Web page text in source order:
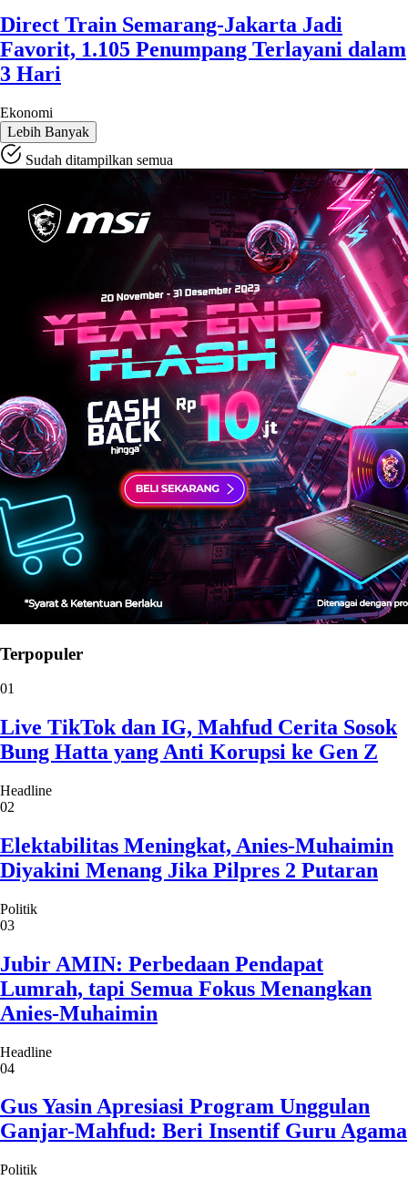
Direct Train Semarang-Jakarta Jadi
Favorit, 1.105 Penumpang Terlayani dalam
3 Hari
Ekonomi
Lebih Banyak
Sudah ditampilkan semua
Terpopuler
01
Live TikTok dan IG, Mahfud Cerita Sosok
Bung Hatta yang Anti Korupsi ke Gen Z
Headline
02
Elektabilitas Meningkat, Anies-Muhaimin
Diyakini Menang Jika Pilpres 2 Putaran
Politik
03
Jubir AMIN: Perbedaan Pendapat
Lumrah, tapi Semua Fokus Menangkan
Anies-Muhaimin
Headline
04
Gus Yasin Apresiasi Program Unggulan
Ganjar-Mahfud: Beri Insentif Guru Agama
Politik